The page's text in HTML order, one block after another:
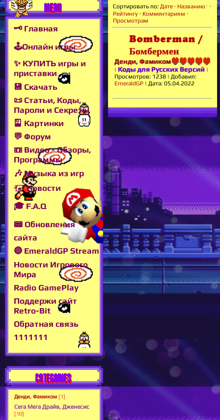
MENU
🗝 Главная
🕹Онлайн игры
✨ КУПИТЬ игры и
приставки
💾 Скачать
📜 Статьи, Коды,
Пароли и Секреты
🎴 Картинки
💬 Форум
📼 Видео - Обзоры,
Программы
🎶 Музыка из игр
🖅 Новости
🎓 F.A.Q
📟 Обновления
сайта
🔴 EmeraldGP Stream
Новости Игрового
Мира
Radio GamePlay
Поддержи сайт
Retro-Bit
Обратная связь
1111111
CATEGORIES
Денди, Фамиком [1]
Сега Мега Драйв, Дженесис
[10]
Сортировать по: Дате · Названию
·
Рейтингу · Комментариям ·
Просмотрам
Bomberman /
Бомбермен
Денди, Фамиком
| Коды для Русских Версий |
Просмотров: 1238 | Добавил:
EmeraldGP | Дата: 05.04.2022